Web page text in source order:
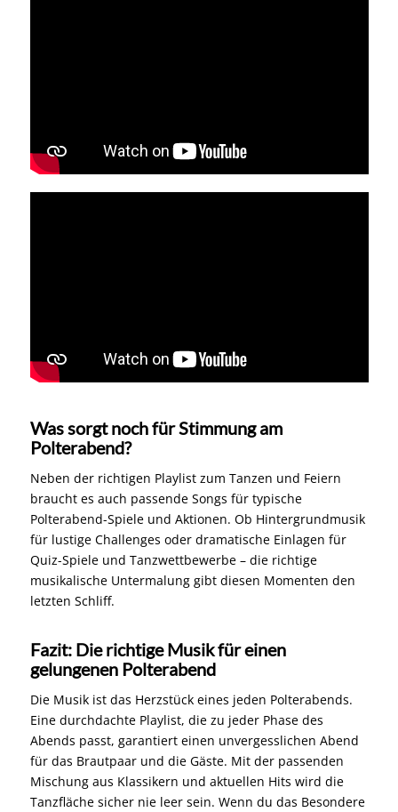
Was sorgt noch für Stimmung am
Polterabend?
Neben der richtigen Playlist zum Tanzen und Feiern
braucht es auch passende Songs für typische
Polterabend-Spiele und Aktionen. Ob Hintergrundmusik
für lustige Challenges oder dramatische Einlagen für
Quiz-Spiele und Tanzwettbewerbe – die richtige
musikalische Untermalung gibt diesen Momenten den
letzten Schliff.
Fazit: Die richtige Musik für einen
gelungenen Polterabend
Die Musik ist das Herzstück eines jeden Polterabends.
Eine durchdachte Playlist, die zu jeder Phase des
Abends passt, garantiert einen unvergesslichen Abend
für das Brautpaar und die Gäste. Mit der passenden
Mischung aus Klassikern und aktuellen Hits wird die
Tanzfläche sicher nie leer sein. Wenn du das Besondere